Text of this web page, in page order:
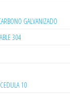
GALVANIZADO
304
10